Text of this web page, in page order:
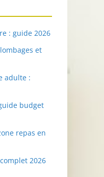
: guide 2026
et
adulte :
budget
repas en
2026